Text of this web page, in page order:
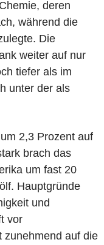
deren
während die
Die
weiter auf nur
tiefer als im
unter der als
2,3 Prozent auf
brach das
um fast 20
Hauptgründe
und
vor
zunehmend auf die